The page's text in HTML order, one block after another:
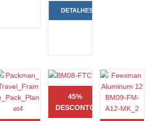
DETALHES
45%
DESCONTO